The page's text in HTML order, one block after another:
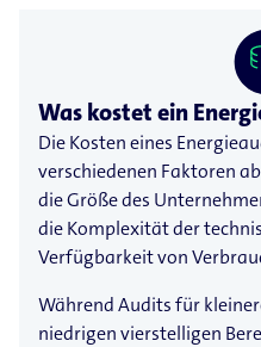
Was kostet ein
Die Kosten eines
verschiedenen Faktoren
die Größe des
die Komplexität der
Verfügbarkeit von
Während Audits für
niedrigen vierstelligen